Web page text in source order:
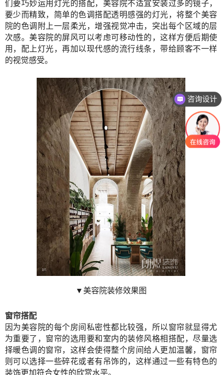
们要巧妙运用灯光的搭配，美容院不适宜安装过多的镜子，
要少而精致，简单的色调搭配透明感强的灯光，将整个美容
院的色调附上一层柔光，增强视觉冲击，突出每个区域的层
次感。美容院的屏风可以考虑可移动性的，这样方便后期使
用，配上灯光，再加以现代感的流行线条，带给顾客不一样
的视觉感受。
▼美容院装修效果图
窗帘搭配
因为美容院的每个房间私密性都比较强，所以窗帘就显得尤
为重要了，窗帘的选用要和室内的装修风格相搭配，尽量选
择暖色调的窗帘，这样会使得整个房间给人更加温馨，窗帘
则可以选择一些碎花或者有吊饰的，这样通过一些有特色的
装饰更加符合女性的欣赏水平。
咨询设计
咨询报价